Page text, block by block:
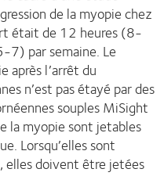
de la myopie chez
était de 12 heures (8-
7) par semaine. Le
après l’arrêt du
n’est pas étayé par des
souples MiSight
la myopie sont jetables
Lorsqu’elles sont
elles doivent être jetées